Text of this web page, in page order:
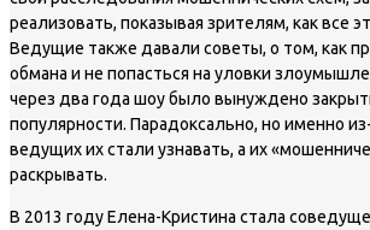
реализовать, показывая зрителям, как все
Ведущие также давали советы, о том, как
обмана и не попасться на уловки
через два года шоу было вынуждено
популярности. Парадоксально, но именно
ведущих их стали узнавать, а их
раскрывать.
В 2013 году Елена-Кристина стала